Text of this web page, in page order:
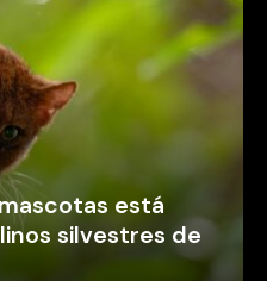
está
silvestres de